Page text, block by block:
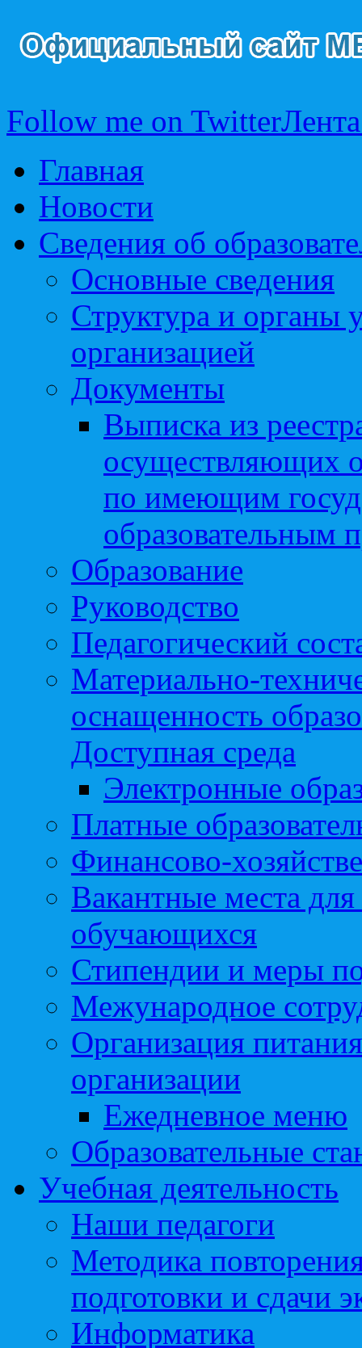
Follow me on Twitter
Главная
Новости
Сведения об
Основные сведения
Структура и органы
организацией
Документы
Выписка из
осуществляющих
по имеющим
образовательным
Образование
Руководство
Педагогический
Материально-
оснащенность
Доступная среда
Электронные
Платные
Финансово-
Вакантные места
обучающихся
Стипендии и меры
Межународное
Организация
организации
Ежедневное меню
Образовательные
Учебная деятельность
Наши педагоги
Методика
подготовки и сдачи
Информатика